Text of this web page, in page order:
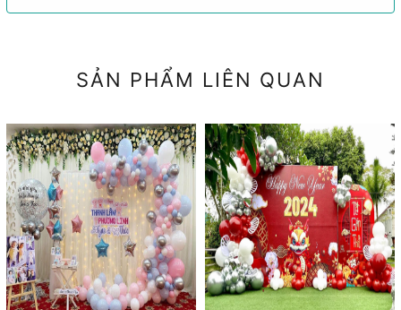
SẢN PHẨM LIÊN QUAN